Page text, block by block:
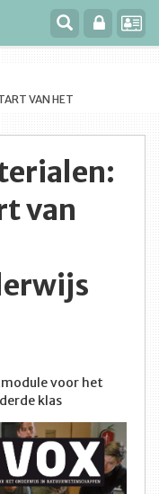
VAN HET
van
voor het
klas